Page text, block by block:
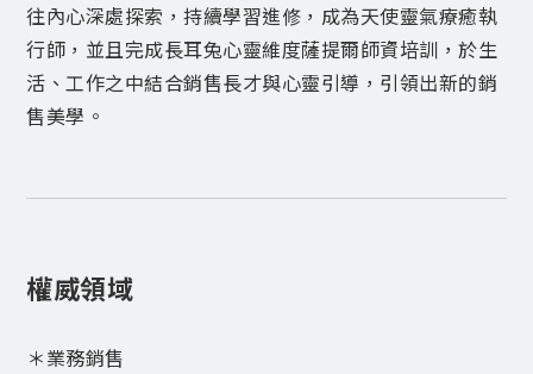
往內心深處探索，持續學習進修，成為天使靈氣療癒執
行師，並且完成長耳兔心靈維度薩提爾師資培訓，於生
活、工作之中結合銷售長才與心靈引導，引領出新的銷
售美學。
權威領域
＊業務銷售